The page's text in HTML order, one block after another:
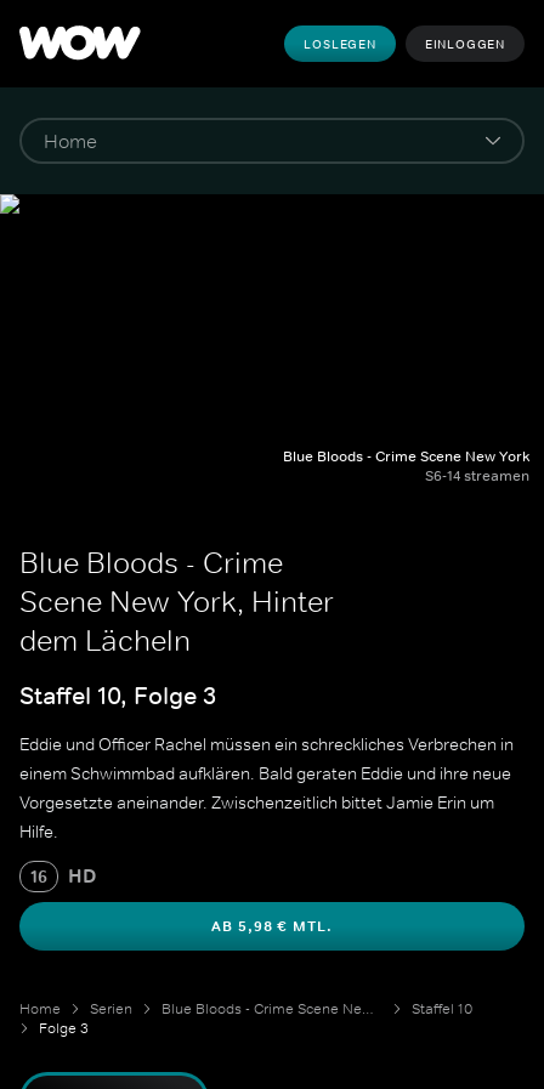
LOSLEGEN EINLOGGEN
Blue Bloods - Crime Scene New York
S6-14 streamen
Blue Bloods - Crime
Scene New York, Hinter
dem Lächeln
Staffel 10, Folge 3
Eddie und Officer Rachel müssen ein schreckliches Verbrechen in
einem Schwimmbad aufklären. Bald geraten Eddie und ihre neue
Vorgesetzte aneinander. Zwischenzeitlich bittet Jamie Erin um
Hilfe.
16 HD
AB 5,98 € MTL.
Home Serien Blue Bloods - Crime Scene New York
Staffel 10
Folge 3